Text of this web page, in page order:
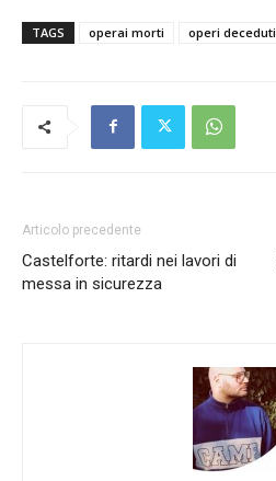
TAGS operai morti operi deceduti
Articolo precedente
Castelforte: ritardi nei lavori di
messa in sicurezza